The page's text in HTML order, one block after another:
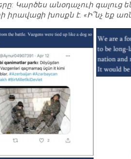
Կարծես անօդաչուի գալուց
խոսքն է. «Ի՞նչ եք